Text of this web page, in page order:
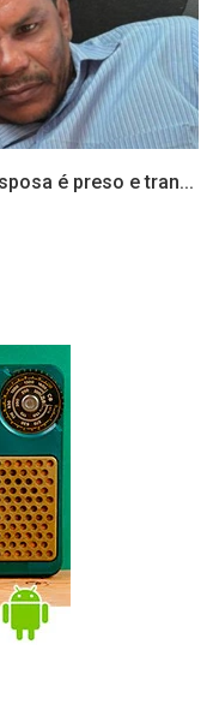
é preso e tran...